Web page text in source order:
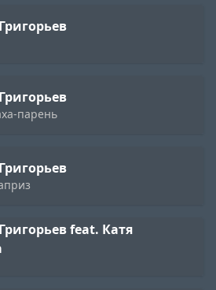
парень
feat. Катя